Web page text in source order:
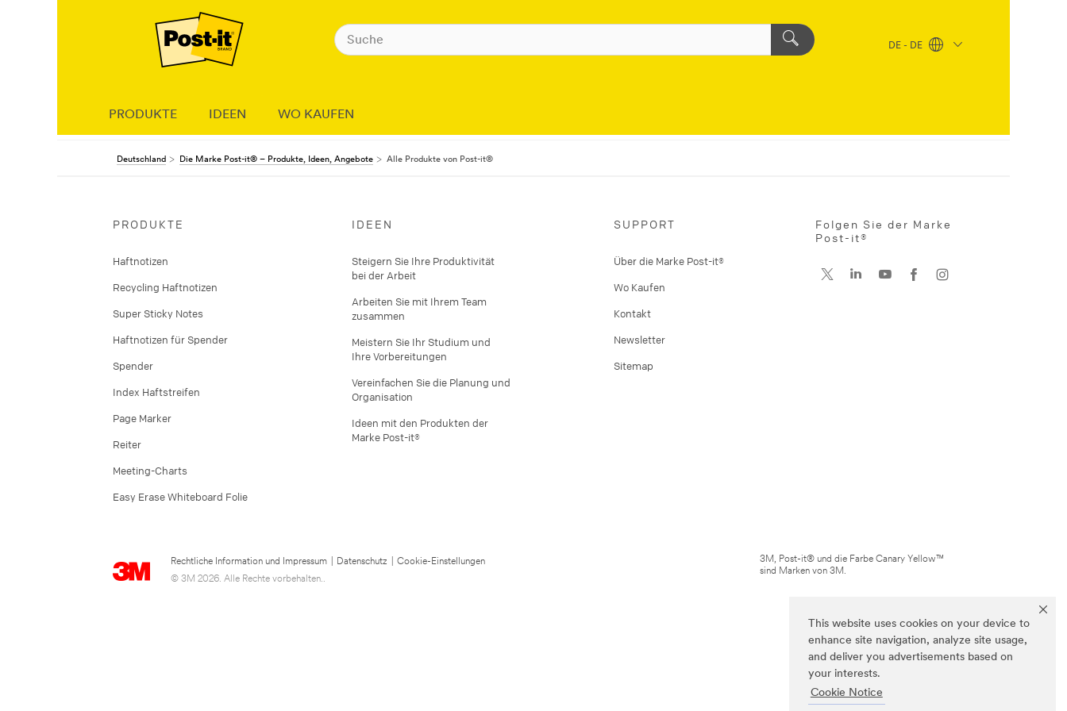
This website uses cookies on your device to
enhance site navigation, analyze site usage,
and deliver you advertisements based on
your interests.
Cookie Notice
DE - DE
PRODUKTE IDEEN WO KAUFEN
Deutschland Die Marke Post-it® – Produkte, Ideen, Angebote Alle Produkte von Post-it®
PRODUKTE
Haftnotizen
Recycling Haftnotizen
Super Sticky Notes
Haftnotizen für Spender
Spender
Index Haftstreifen
Page Marker
Reiter
Meeting-Charts
Easy Erase Whiteboard Folie
IDEEN
Steigern Sie Ihre Produktivität
bei der Arbeit
Arbeiten Sie mit Ihrem Team
zusammen
Meistern Sie Ihr Studium und
Ihre Vorbereitungen
Vereinfachen Sie die Planung und
Organisation
Ideen mit den Produkten der
Marke Post-it®
SUPPORT
Über die Marke Post-it®
Wo Kaufen
Kontakt
Newsletter
Sitemap
Rechtliche Information und Impressum Datenschutz
Cookie-Einstellungen
© 3M 2026. Alle Rechte vorbehalten..
Folgen Sie der Marke
Post-it®
3M, Post-it® und die Farbe Canary Yellow™
sind Marken von 3M.